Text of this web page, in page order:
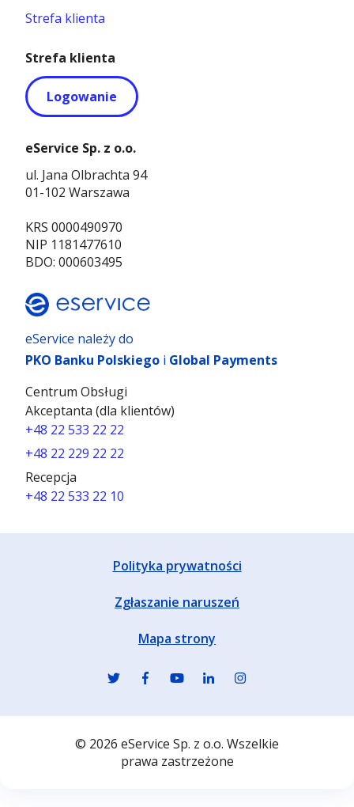
eService należy do
PKO Banku Polskiego i Global Payments
Centrum Obsługi
Akceptanta (dla klientów)
+48 22 533 22 22
+48 22 229 22 22
Recepcja
+48 22 533 22 10
Strefa klienta
Strefa klienta
Logowanie
eService Sp. z o.o.
ul. Jana Olbrachta 94
01-102 Warszawa
KRS 0000490970
NIP 1181477610
BDO: 000603495
Polityka prywatności
Zgłaszanie naruszeń
Mapa strony
© 2026 eService Sp. z o.o. Wszelkie
prawa zastrzeżone